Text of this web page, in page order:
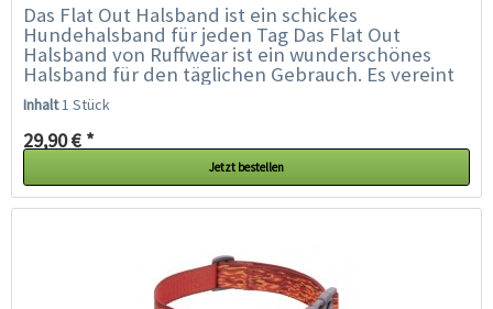
Das Flat Out Halsband ist ein schickes
Hundehalsband für jeden Tag Das Flat Out
Halsband von Ruffwear ist ein wunderschönes
Halsband für den täglichen Gebrauch. Es vereint
lebendige Farben und Muster mit der...
Inhalt1 Stück
29,90 € *
Jetzt bestellen